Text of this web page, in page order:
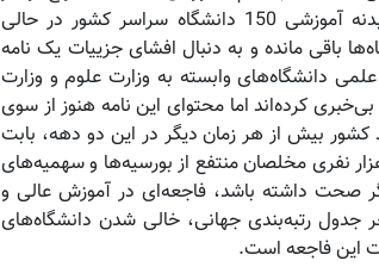
به بازنشستگی یا بازخریدی خدمت شده‌اند. تغییرات نامبارک در بدنه آموزشی 150 دانشگاه سراسر کشور در حالی
باقی مانده و به دنبال افشای جزییات یک نامه
برای تحمیل 15 هزار نفر به هیات علمی دانشگاه‌های وابسته به وزارت علوم و وزارت
کرده‌اند اما محتوای این نامه هنوز از سوی
کشور بیش از هر زمان دیگر در این دو دهه، بابت
آموزش عالی نگران است. گستردن فرش قرمز برای صف 15 هزار نفری مخلصان منتفع از بورسیه‌ها و سهمیه‌های
صحت داشته باشد، فاجعه‌ای در آموزش عالی و
جدول رتبه‌بندی جهانی، خالی شدن دانشگاه‌های
این فاجعه است.